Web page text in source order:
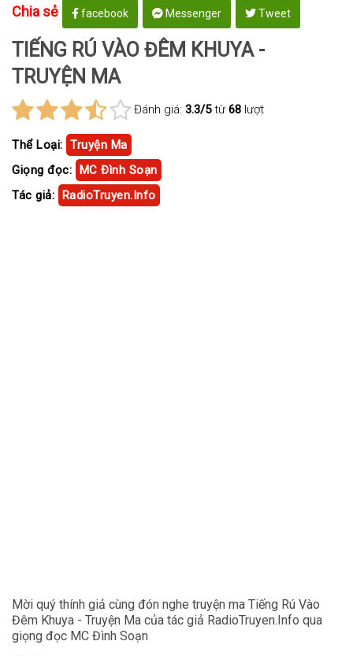
Chia sẻ facebook Messenger Tweet
TIẾNG RÚ VÀO ĐÊM KHUYA -
TRUYỆN MA
Đánh giá: 3.3/5từ 68 lượt
Thể Loại: Truyện Ma
Giọng đọc: MC Đình Soạn
Tác giả: RadioTruyen.Info
Mời quý thính giả cùng đón nghe truyện ma Tiếng Rú Vào
Đêm Khuya - Truyện Ma của tác giả RadioTruyen.Info qua
giọng đọc MC Đình Soạn